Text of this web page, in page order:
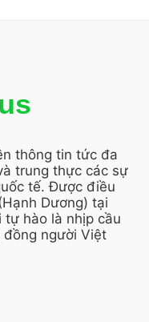
thông tin tức đa
trung thực các sự
tế. Được điều
Dương) tại
tự hào là nhịp cầu
người Việt